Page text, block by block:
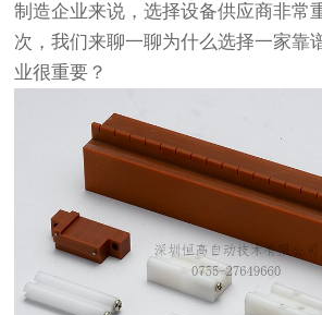
制造企业来说，选择设备供应商非常
次，我们来聊一聊为什么选择一家靠
业很重要？